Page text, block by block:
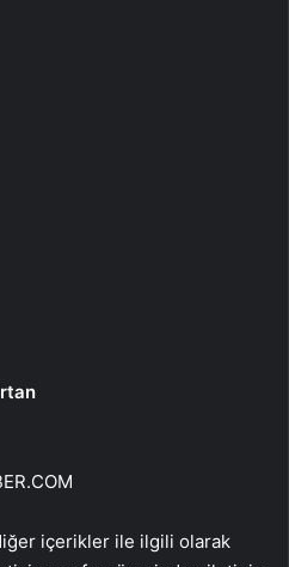
içerikler ile ilgili olarak